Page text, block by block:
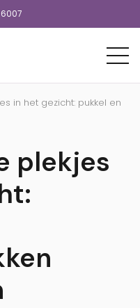
in het gezicht: pukkel en
plekjes